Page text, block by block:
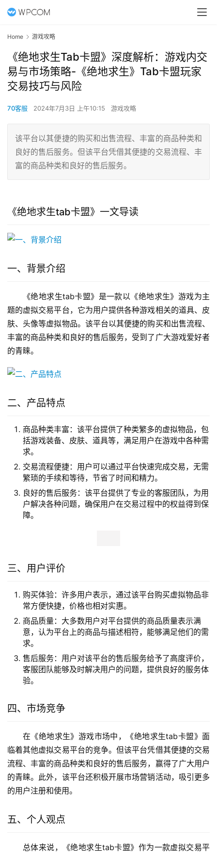
Home 游戏攻略
《绝地求生Tab卡盟》深度解析：游戏内交
易与市场策略-《绝地求生》Tab卡盟玩家
交易技巧与风险
70客服 2024年7月3日 上午10:15 游戏攻略
该平台以其便捷的购买和出售流程、丰富的商品种类和
良好的售后服务。但该平台凭借其便捷的交易流程、丰
富的商品种类和良好的售后服务。
《绝地求生tab卡盟》一文导读
一、背景介绍
《绝地求生tab卡盟》是一款以《绝地求生》游戏为主
题的虚拟交易平台，它为用户提供各种游戏相关的道具、皮
肤、头像等虚拟物品。该平台以其便捷的购买和出售流程、
丰富的商品种类和良好的售后服务，受到了广大游戏爱好者
的青睐。
二、产品特点
商品种类丰富：该平台提供了种类繁多的虚拟物品，包
括游戏装备、皮肤、道具等，满足用户在游戏中各种需
求。
交易流程便捷：用户可以通过平台快速完成交易，无需
繁琐的手续和等待，节省了时间和精力。
良好的售后服务：该平台提供了专业的客服团队，为用
户解决各种问题，确保用户在交易过程中的权益得到保
障。
三、用户评价
购买体验：许多用户表示，通过该平台购买虚拟物品非
常方便快捷，价格也相对实惠。
商品质量：大多数用户对平台提供的商品质量表示满
意，认为平台上的商品与描述相符，能够满足他们的需
求。
售后服务：用户对该平台的售后服务给予了高度评价，
客服团队能够及时解决用户的问题，提供良好的服务体
验。
四、市场竞争
在《绝地求生》游戏市场中，《绝地求生tab卡盟》面
临着其他虚拟交易平台的竞争。但该平台凭借其便捷的交易
流程、丰富的商品种类和良好的售后服务，赢得了广大用户
的青睐。此外，该平台还积极开展市场营销活动，吸引更多
的用户注册和使用。
五、个人观点
总体来说，《绝地求生tab卡盟》作为一款虚拟交易平